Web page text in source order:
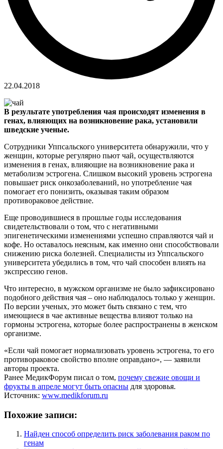
22.04.2018
В результате употребления чая происходят изменения в
генах, влияющих на возникновение рака, установили
шведские ученые.
Сотрудники Уппсальского университета обнаружили, что у
женщин, которые регулярно пьют чай, осуществляются
изменения в генах, влияющие на возникновение рака и
метаболизм эстрогена. Слишком высокий уровень эстрогена
повышает риск онкозаболеваний, но употребление чая
помогает его понизить, оказывая таким образом
противораковое действие.
Еще проводившиеся в прошлые годы исследования
свидетельствовали о том, что с негативными
эпигенетическими изменениями успешно справляются чай и
кофе. Но оставалось неясным, как именно они способствовали
снижению риска болезней. Специалисты из Уппсальского
университета убедились в том, что чай способен влиять на
экспрессию генов.
Что интересно, в мужском организме не было зафиксировано
подобного действия чая – оно наблюдалось только у женщин.
По версии ученых, это может быть связано с тем, что
имеющиеся в чае активные вещества влияют только на
гормоны эстрогена, которые более распространены в женском
организме.
«Если чай помогает нормализовать уровень эстрогена, то его
противораковое свойство вполне оправдано», — заявили
авторы проекта.
Ранее МедикФорум писал о том, почему свежие овощи и
фрукты в апреле могут быть опасны для здоровья.
Источник: www.medikforum.ru
Похожие записи:
Найден способ определить риск заболевания раком по
генам